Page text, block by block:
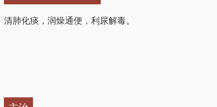
清肺化痰，润燥通便，利尿解毒。